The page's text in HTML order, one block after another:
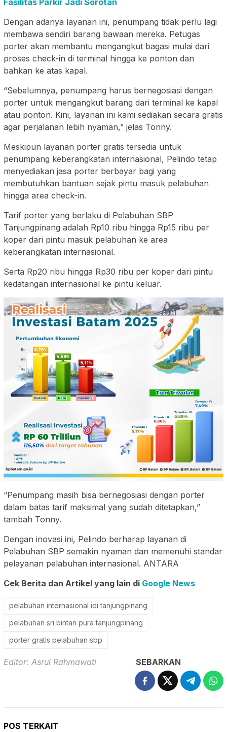
Fasilitas Parkir Jadi Sorotan
Dengan adanya layanan ini, penumpang tidak perlu lagi
membawa sendiri barang bawaan mereka. Petugas
porter akan membantu mengangkut bagasi mulai dari
proses check-in di terminal hingga ke ponton dan
bahkan ke atas kapal.
“Sebelumnya, penumpang harus bernegosiasi dengan
porter untuk mengangkut barang dari terminal ke kapal
atau ponton. Kini, layanan ini kami sediakan secara gratis
agar perjalanan lebih nyaman,” jelas Tonny.
Meskipun layanan porter gratis tersedia untuk
penumpang keberangkatan internasional, Pelindo tetap
menyediakan jasa porter berbayar bagi yang
membutuhkan bantuan sejak pintu masuk pelabuhan
hingga area check-in.
Tarif porter yang berlaku di Pelabuhan SBP
Tanjungpinang adalah Rp10 ribu hingga Rp15 ribu per
koper dari pintu masuk pelabuhan ke area
keberangkatan internasional.
Serta Rp20 ribu hingga Rp30 ribu per koper dari pintu
kedatangan internasional ke pintu keluar.
“Penumpang masih bisa bernegosiasi dengan porter
dalam batas tarif maksimal yang sudah ditetapkan,”
tambah Tonny.
Dengan inovasi ini, Pelindo berharap layanan di
Pelabuhan SBP semakin nyaman dan memenuhi standar
pelayanan pelabuhan internasional. ANTARA
Cek Berita dan Artikel yang lain di Google News
pelabuhan internasional idi tanjungpinang
pelabuhan sri bintan pura tanjungpinang
porter gratis pelabuhan sbp
Editor: Asrul Rahmawati SEBARKAN
POS TERKAIT